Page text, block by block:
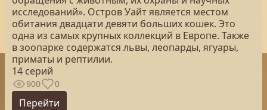
исследований». Остров Уайт является местом
обитания двадцати девяти больших кошек. Это
одна из самых крупных коллекций в Европе. Также
в зоопарке содержатся львы, леопарды, ягуары,
приматы и рептилии.
14 серий
900 0
Перейти